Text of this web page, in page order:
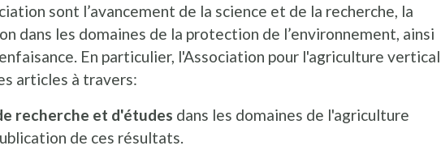
sont l’avancement de la science et de la recherche, la
dans les domaines de la protection de l’environnement, ainsi
En particulier, l'Association pour l'agriculture
articles à travers:
recherche et d'études dans les domaines de l'agriculture
de ces résultats.